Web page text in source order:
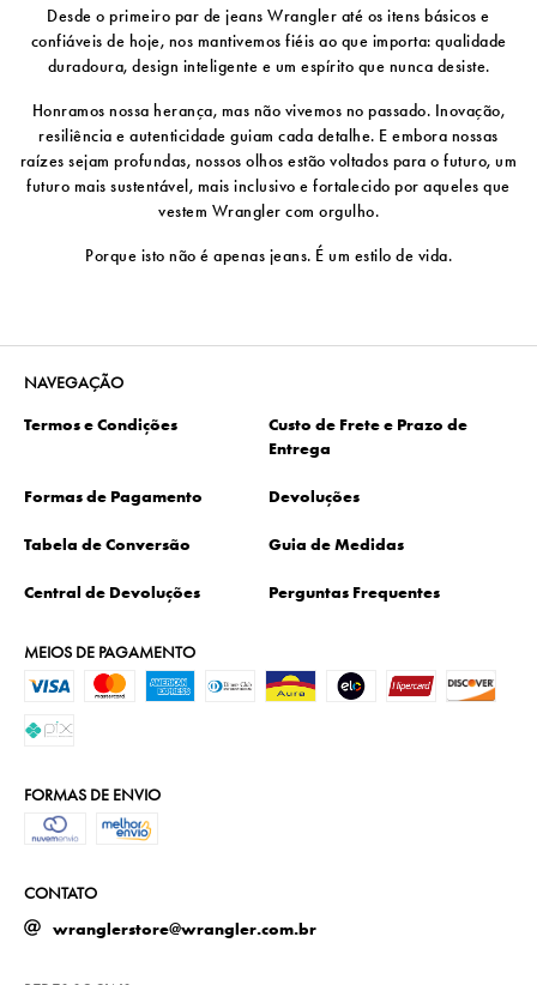
Desde o primeiro par de jeans Wrangler até os itens básicos e
confiáveis ​​de hoje, nos mantivemos fiéis ao que importa: qualidade
duradoura, design inteligente e um espírito que nunca desiste.
Honramos nossa herança, mas não vivemos no passado. Inovação,
resiliência e autenticidade guiam cada detalhe. E embora nossas
raízes sejam profundas, nossos olhos estão voltados para o futuro, um
futuro mais sustentável, mais inclusivo e fortalecido por aqueles que
vestem Wrangler com orgulho.
Porque isto não é apenas jeans. É um estilo de vida.
NAVEGAÇÃO
Termos e Condições
Custo de Frete e Prazo de
Entrega
Formas de Pagamento Devoluções
Tabela de Conversão Guia de Medidas
Central de Devoluções Perguntas Frequentes
MEIOS DE PAGAMENTO
FORMAS DE ENVIO
CONTATO
wranglerstore@wrangler.com.br